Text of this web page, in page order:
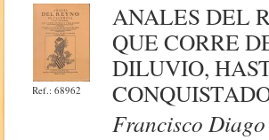
Ref.: 68962
ANALES DEL
QUE CORRE
DILUVIO,
Francisco Diago